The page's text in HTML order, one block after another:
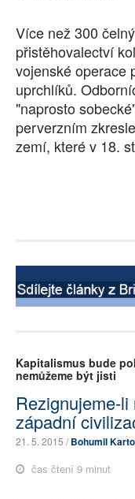
PŘÍSPĚVKY NA
SOCIÁLNÍ SÍTĚ
RUBRIKY
PLNÁ VERZE
Více než 300
přistěhovalectví
vojenské operace
uprchlíků.
"naprosto
perverzním
zemí, které v 18.
Kapitalismus bude
nemůžeme být jisti
Rezignujeme-
západní
21. 5. 2015 /Bohumil
čas čtení 9 minut